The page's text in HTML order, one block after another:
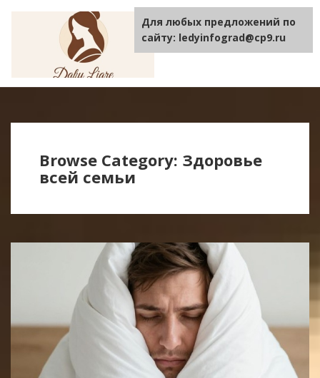
TOGGLE
Browse Category: Здоровье
всей семьи
Для любых предложений по
сайту: ledyinfograd@cp9.ru